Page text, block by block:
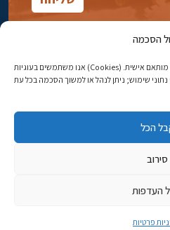
הסכמה
אנו משתמשים בעוגיות (Cookies) לצורך הפעלת האתר, ניתוח ושיווק מותאם אישית.
הכל
סירוב
העדפות
פרטיות
14rue Ibn Gavirol,
Adresse électronique: